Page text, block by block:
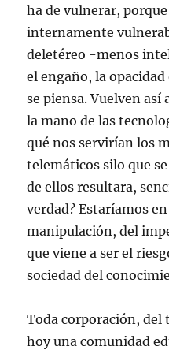
ha de vulnerar,
internamente
deletéreo -menos
el engaño, la
se piensa. Vuelven así
la mano de las
qué nos servirían los
telemáticos silo que
de ellos resultara,
verdad? Estaríamos
manipulación, del
que viene a ser el
sociedad del
Toda corporación, del
hoy una comunidad